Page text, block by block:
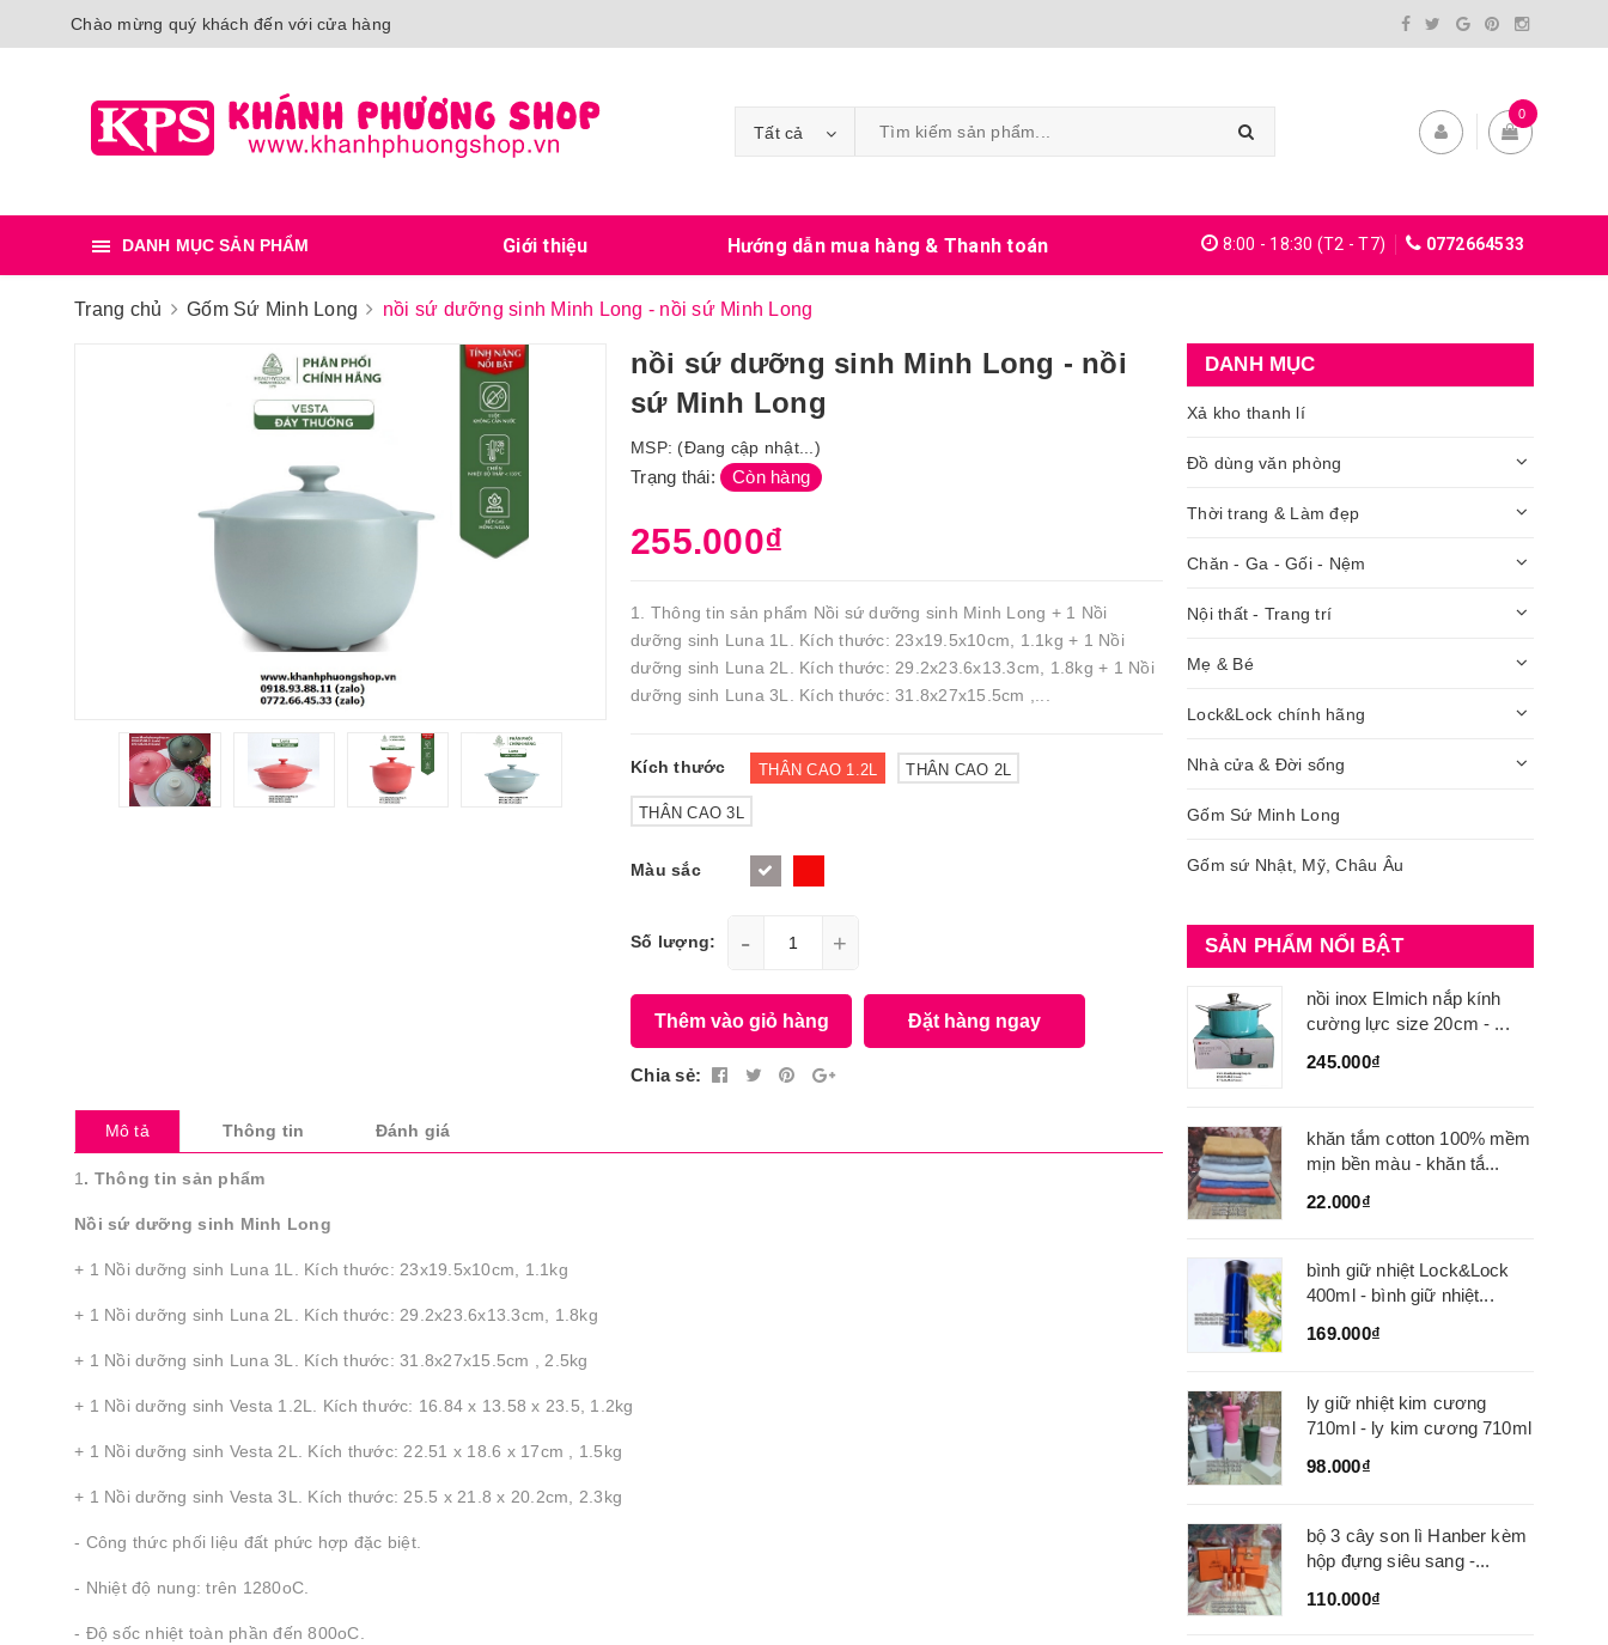
Chào mừng quý khách đến với cửa hàng
Tất cả
0
DANH MỤC SẢN PHẨM Giới thiệu Hướng dẫn mua hàng & Thanh toán 8:00 - 18:30 (T2 - T7) 0772664533
Trang chủ Gốm Sứ Minh Long nồi sứ dưỡng sinh Minh Long - nồi sứ Minh Long
nồi sứ dưỡng sinh Minh Long - nồi
sứ Minh Long
MSP: (Đang cập nhật...)
Trạng thái: Còn hàng
255.000₫
1. Thông tin sản phẩm Nồi sứ dưỡng sinh Minh Long + 1 Nồi
dưỡng sinh Luna 1L. Kích thước: 23x19.5x10cm, 1.1kg + 1 Nồi
dưỡng sinh Luna 2L. Kích thước: 29.2x23.6x13.3cm, 1.8kg + 1 Nồi
dưỡng sinh Luna 3L. Kích thước: 31.8x27x15.5cm ,...
Kích thước THÂN CAO 1.2L THÂN CAO 2L
THÂN CAO 3L
Màu sắc
Số lượng: - +
Thêm vào giỏ hàng Đặt hàng ngay
Chia sẻ:
Mô tả Thông tin Đánh giá
1 . Thông tin sản phẩm
Nồi sứ dưỡng sinh Minh Long
+ 1 Nồi dưỡng sinh Luna 1L. Kích thước: 23x19.5x10cm, 1.1kg
+ 1 Nồi dưỡng sinh Luna 2L. Kích thước: 29.2x23.6x13.3cm, 1.8kg
+ 1 Nồi dưỡng sinh Luna 3L. Kích thước: 31.8x27x15.5cm , 2.5kg
+ 1 Nồi dưỡng sinh Vesta 1.2L. Kích thước: 16.84 x 13.58 x 23.5, 1.2kg
+ 1 Nồi dưỡng sinh Vesta 2L. Kích thước: 22.51 x 18.6 x 17cm , 1.5kg
+ 1 Nồi dưỡng sinh Vesta 3L. Kích thước: 25.5 x 21.8 x 20.2cm, 2.3kg
- Công thức phối liệu đất phức hợp đặc biệt.
- Nhiệt độ nung: trên 1280oC.
- Độ sốc nhiệt toàn phần đến 800oC.
DANH MỤC
Xả kho thanh lí
Đồ dùng văn phòng
Thời trang & Làm đẹp
Chăn - Ga - Gối - Nệm
Nội thất - Trang trí
Mẹ & Bé
Lock&Lock chính hãng
Nhà cửa & Đời sống
Gốm Sứ Minh Long
Gốm sứ Nhật, Mỹ, Châu Âu
SẢN PHẨM NỔI BẬT
nồi inox Elmich nắp kính
cường lực size 20cm - ...
245.000₫
khăn tắm cotton 100% mềm
mịn bền màu - khăn tắ...
22.000₫
bình giữ nhiệt Lock&Lock
400ml - bình giữ nhiệt...
169.000₫
ly giữ nhiệt kim cương
710ml - ly kim cương 710ml
98.000₫
bộ 3 cây son lì Hanber kèm
hộp đựng siêu sang -...
110.000₫